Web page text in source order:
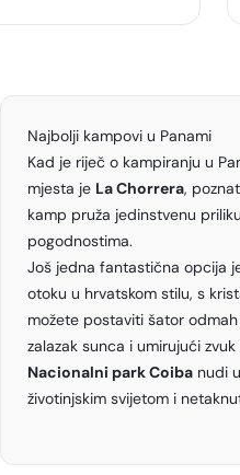
Najbolji kampovi u Panami
Kad je riječ o kampiranju u
mjesta je La Chorrera,
kamp pruža jedinstvenu
pogodnostima.
Još jedna fantastična opcija
otoku u hrvatskom stilu, s
možete postaviti šator
zalazak sunca i umirujući
Nacionalni park Coiba nudi
životinjskim svijetom i